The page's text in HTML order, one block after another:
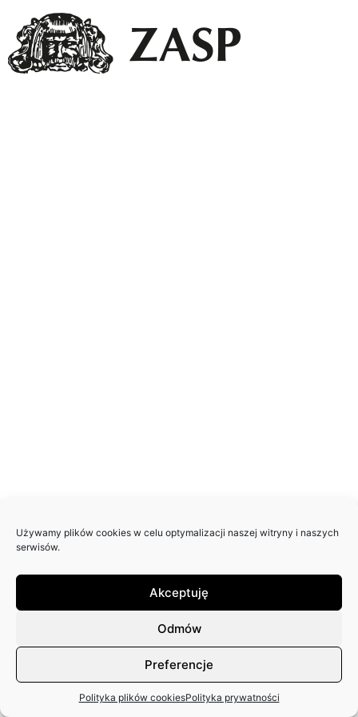
Używamy plików cookies w celu optymalizacji naszej witryny i naszych
serwisów.
Akceptuję
Odmów
Preferencje
Polityka plików cookiesPolityka prywatności